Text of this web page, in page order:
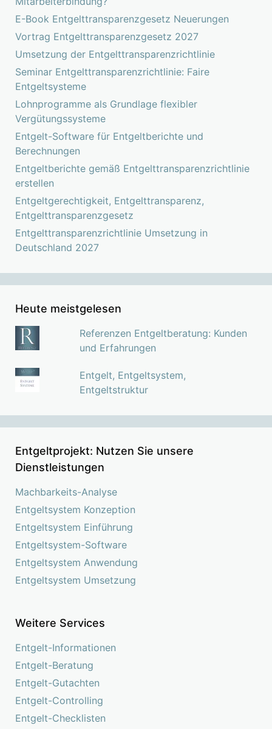
E-Book Entgelttransparenzgesetz Neuerungen
Vortrag Entgelttransparenzgesetz 2027
Umsetzung der Entgelttransparenzrichtlinie
Seminar Entgelttransparenzrichtlinie: Faire
Entgeltsysteme
Lohnprogramme als Grundlage flexibler
Vergütungssysteme
Entgelt-Software für Entgeltberichte und
Berechnungen
Entgeltberichte gemäß Entgelttransparenzrichtlinie
erstellen
Entgeltgerechtigkeit, Entgelttransparenz,
Entgelttransparenzgesetz
Entgelttransparenzrichtlinie Umsetzung in
Deutschland 2027
Heute meistgelesen
Referenzen Entgeltberatung: Kunden
und Erfahrungen
Entgelt, Entgeltsystem,
Entgeltstruktur
Entgeltprojekt: Nutzen Sie unsere
Dienstleistungen
Machbarkeits-Analyse
Entgeltsystem Konzeption
Entgeltsystem Einführung
Entgeltsystem-Software
Entgeltsystem Anwendung
Entgeltsystem Umsetzung
Weitere Services
Entgelt-Informationen
Entgelt-Beratung
Entgelt-Gutachten
Entgelt-Controlling
Entgelt-Checklisten